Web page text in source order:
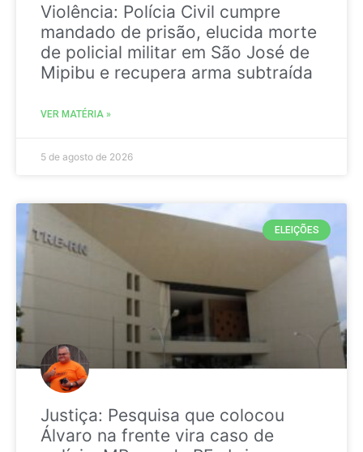
Violência: Polícia Civil cumpre
mandado de prisão, elucida morte
de policial militar em São José de
Mipibu e recupera arma subtraída
VER MATÉRIA »
5 de agosto de 2026
ELEIÇÕES
Justiça: Pesquisa que colocou
Álvaro na frente vira caso de